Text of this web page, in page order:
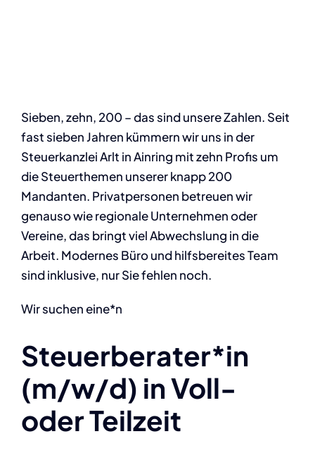
Team
Kontakt
Sieben, zehn, 200 – das sind unsere Zahlen. Seit
fast sieben Jahren kümmern wir uns in der
Steuerkanzlei Arlt in Ainring mit zehn Profis um
die Steuerthemen unserer knapp 200
Mandanten. Privatpersonen betreuen wir
genauso wie regionale Unternehmen oder
Vereine, das bringt viel Abwechslung in die
Arbeit. Modernes Büro und hilfsbereites Team
sind inklusive, nur Sie fehlen noch.
Wir suchen eine*n
Steuerberater*in
(m/w/d) in Voll-
oder Teilzeit